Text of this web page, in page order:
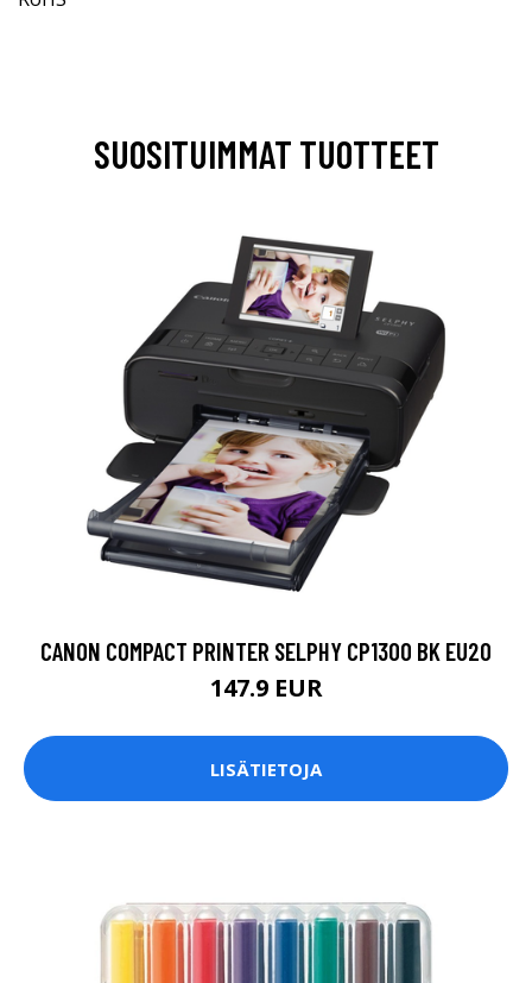
SUOSITUIMMAT TUOTTEET
CANON COMPACT PRINTER SELPHY CP1300 BK EU20
147.9 EUR
LISÄTIETOJA